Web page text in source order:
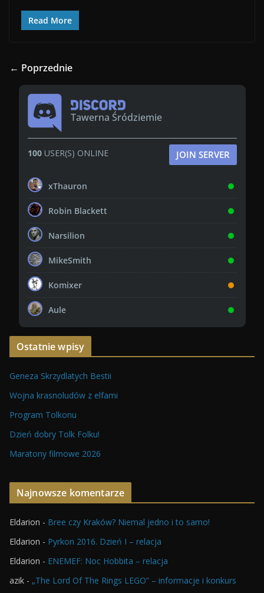
Read More
← Poprzednie
Tawerna Śródziemie
100USER(S) ONLINE JOIN SERVER
xThauron
Robin Blackett
Narsilion
MikeSmith
Komixer
Aule
Ostatnie wpisy
Geneza Skrzydlatych Bestii
Wojna krasnoludów z elfami
Program Tolkonu
Dzień dobry Tolk Folku!
Maratony filmowe 2026
Najnowsze komentarze
Eldarion - Bree czy Kraków? Niemal jedno i to samo!
Eldarion - Pyrkon 2016. Dzień I – relacja
Eldarion - ENEMEF: Noc Hobbita – relacja
azik - „The Lord Of The Rings LEGO” – informacje i konkurs